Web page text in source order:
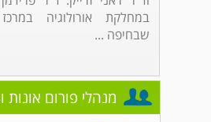
במחלקת אורולוגיה
שבחיפה ...
מנהלי פורום אונות